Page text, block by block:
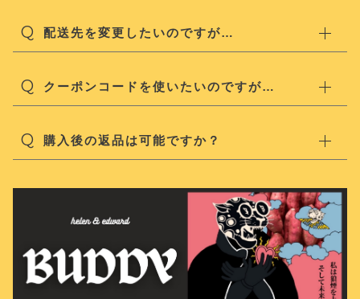
Q 配送先を変更したいのですが…
Q クーポンコードを使いたいのですが…
Q 購入後の返品は可能ですか？